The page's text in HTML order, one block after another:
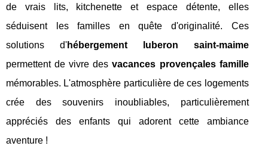
de vrais lits, kitchenette et espace détente, elles
séduisent les familles en quête d'originalité. Ces
solutions d'hébergement luberon saint-maime
permettent de vivre desvacances provençales famille
mémorables. L'atmosphère particulière de ces logements
crée des souvenirs inoubliables, particulièrement
appréciés des enfants qui adorent cette ambiance
aventure !